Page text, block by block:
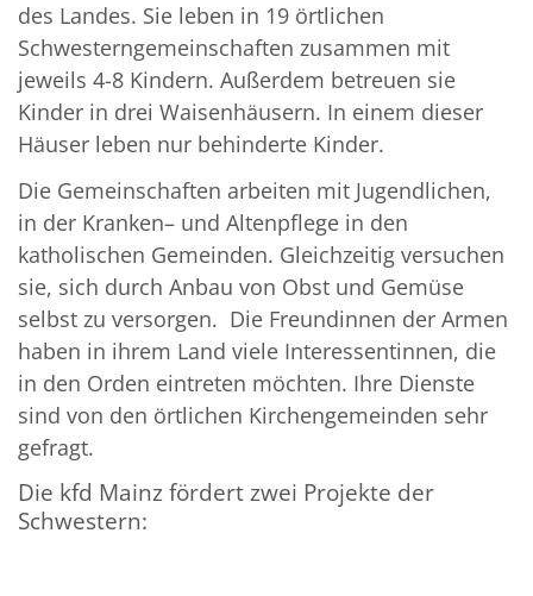
des Landes. Sie leben in 19 örtlichen
Schwesterngemeinschaften zusammen mit
jeweils 4-8 Kindern. Außerdem betreuen sie
Kinder in drei Waisenhäusern. In einem dieser
Häuser leben nur behinderte Kinder.
Die Gemeinschaften arbeiten mit Jugendlichen,
in der Kranken– und Altenpflege in den
katholischen Gemeinden. Gleichzeitig versuchen
sie, sich durch Anbau von Obst und Gemüse
selbst zu versorgen. Die Freundinnen der Armen
haben in ihrem Land viele Interessentinnen, die
in den Orden eintreten möchten. Ihre Dienste
sind von den örtlichen Kirchengemeinden sehr
gefragt.
Die kfd Mainz fördert zwei Projekte der
Schwestern: